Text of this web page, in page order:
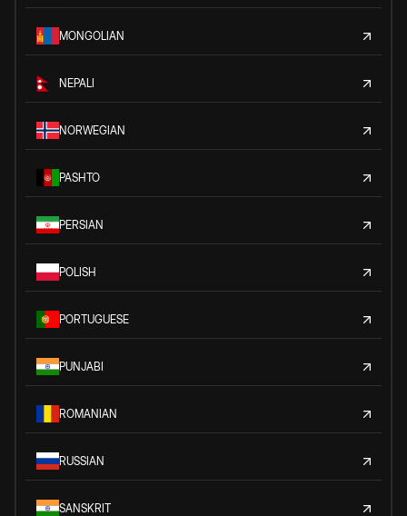
MONGOLIAN
NEPALI
NORWEGIAN
PASHTO
PERSIAN
POLISH
PORTUGUESE
PUNJABI
ROMANIAN
RUSSIAN
SANSKRIT